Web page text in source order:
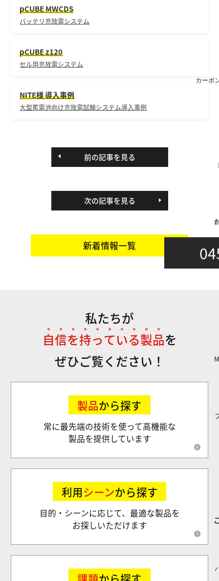
カーボ
pCUBE MWCDS
バッテリ充放電システム
pCUBE z120
セル用充放電システム
NITE様 導入事例
大型蓄電池向け充放電試験システム導入事例
前の記事を見る
次の記事を見る
新着情報一覧
私たちが
自信を持っている製品を
ぜひご覧ください！
製品から探す
常に最先端の技術を使って高機能な
製品を提供しています
利用シーンから探す
目的・シーンに応じて、最適な製品を
お探しいただけます